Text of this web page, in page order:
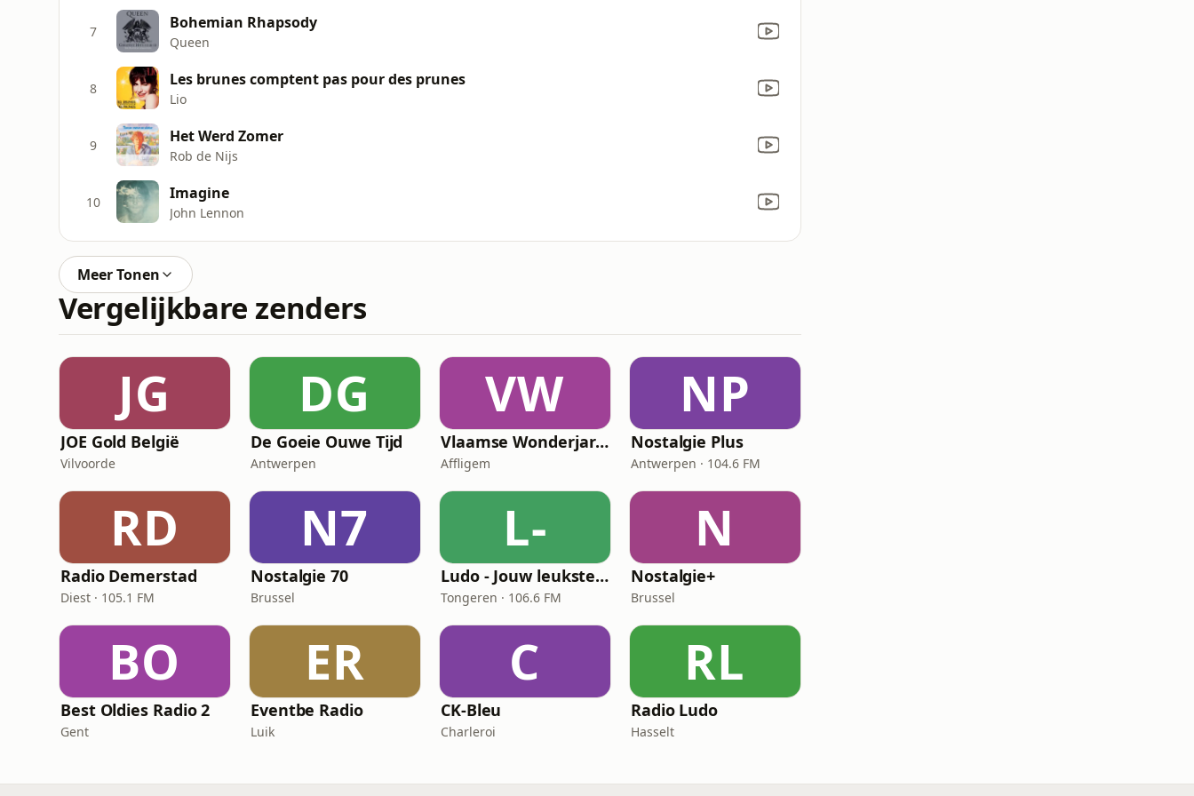
7 Bohemian Rhapsody
Queen
8 Les brunes comptent pas pour des prunes
Lio
9 Het Werd Zomer
Rob de Nijs
10 Imagine
John Lennon
Meer Tonen
Vergelijkbare zenders
JG
JOE Gold België
Vilvoorde
DG
De Goeie Ouwe Tijd
Antwerpen
VW
Vlaamse Wonderjaren
Affligem
NP
Nostalgie Plus
Antwerpen · 104.6 FM
RD
Radio Demerstad
Diest · 105.1 FM
N7
Nostalgie 70
Brussel
L-
Ludo - Jouw leukste Evergreens
Tongeren · 106.6 FM
N
Nostalgie+
Brussel
BO
Best Oldies Radio 2
Gent
ER
Eventbe Radio
Luik
C
CK-Bleu
Charleroi
RL
Radio Ludo
Hasselt